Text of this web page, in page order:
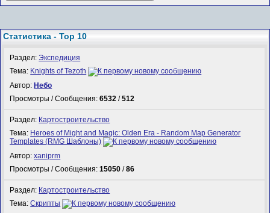
Статистика - Top 10
Раздел:Экспедиция
Тема: Knights of Tezoth
Автор: Небо
Просмотры / Сообщения:6532 /512
Раздел: Картостроительство
Тема: Heroes of Might and Magic: Olden Era - Random Map Generator
Templates (RMG Шаблоны)
Автор:xaniprm
Просмотры / Сообщения:15050 /86
Раздел: Картостроительство
Тема:Скрипты